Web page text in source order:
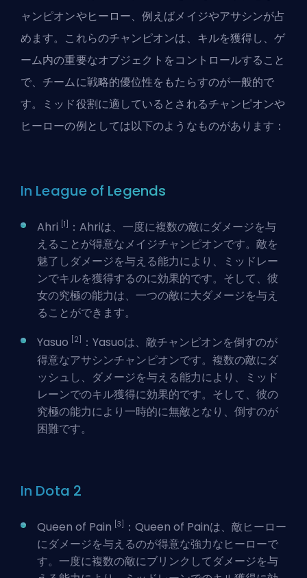
ャンピオンやヒーロー、例えばメイジやアサシンが占
めます。これらのチャンピオンは、キルを獲得し、ゲ
ーム内の重要なオブジェクトをコントロールすること
で、チームに戦略的優位性をもたらすのが一般的で
す。ミッド役割に適しているとされるチャンピオンや
ヒーローの例としては以下のようなものがあります：
In League of Legends
Ahri [1]
：Ahriは、一度に複数の敵にダメージを与
えることが得意なメイジチャンピオンです。敵を
魅了しダメージを与える能力により、ミッドレー
ンでキルを獲得するのに効果的です。そして、彼
女の究極の能力は、一つの敵に大ダメージを与え
ることができます。
Yasuo
[2]
：Yasuoは、敵チャンピオンを倒すのが
得意なアサシンチャンピオンです。複数の敵にダ
ッシュし、ダメージを与える能力により、ミッド
レーンでのキル獲得に効果的です。そして、彼の
究極の能力により一時的に無敵となり、倒すのが
困難です。
In Dota 2
Queen of Pain [3]
：Queen of Painは、敵ヒーロー
にダメージを与えるのが得意な強力なヒーローで
す。一度に複数の敵にブリンクしてダメージを与